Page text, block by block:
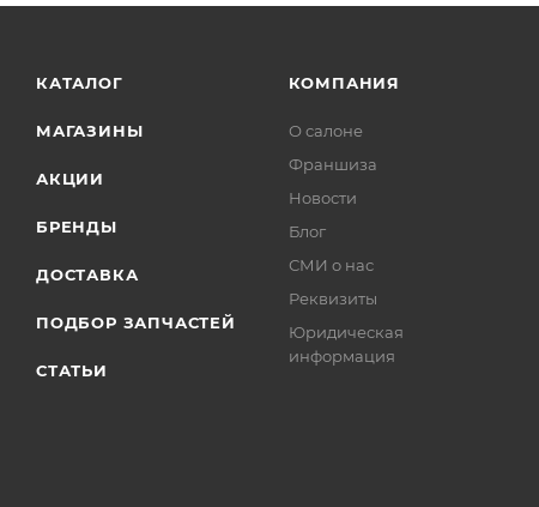
КАТАЛОГ
МАГАЗИНЫ
АКЦИИ
БРЕНДЫ
ДОСТАВКА
ПОДБОР ЗАПЧАСТЕЙ
СТАТЬИ
КОМПАНИЯ
О салоне
Франшиза
Новости
Блог
СМИ о нас
Реквизиты
Юридическая
информация